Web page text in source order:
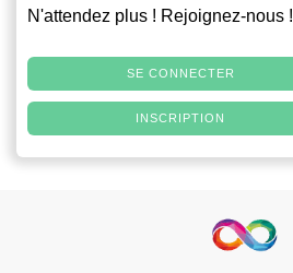
N'attendez plus ! Rejoignez-nous !
SE CONNECTER
INSCRIPTION